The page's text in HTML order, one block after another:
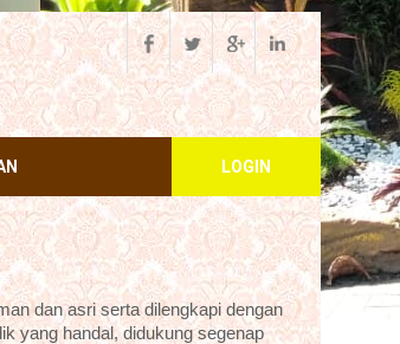
LOGIN
dan asri serta dilengkapi dengan
yang handal, didukung segenap